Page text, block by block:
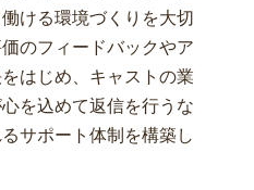
ける環境づくりを大切
のフィードバックやア
はじめ、キャストの業
を込めて返信を行うな
サポート体制を構築し